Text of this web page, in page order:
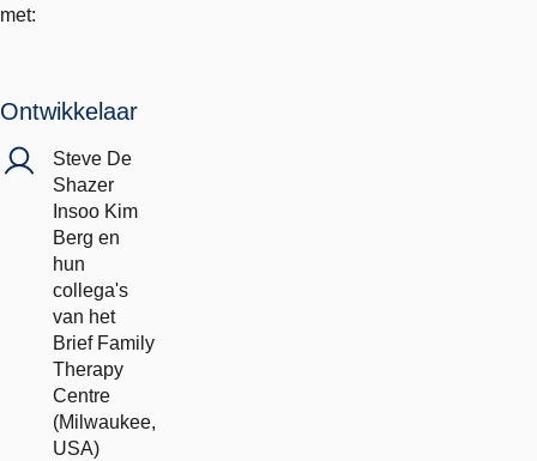
met:
Ontwikkelaar
Steve De
Shazer
Insoo Kim
Berg en
hun
collega's
van het
Brief Family
Therapy
Centre
(Milwaukee,
USA)